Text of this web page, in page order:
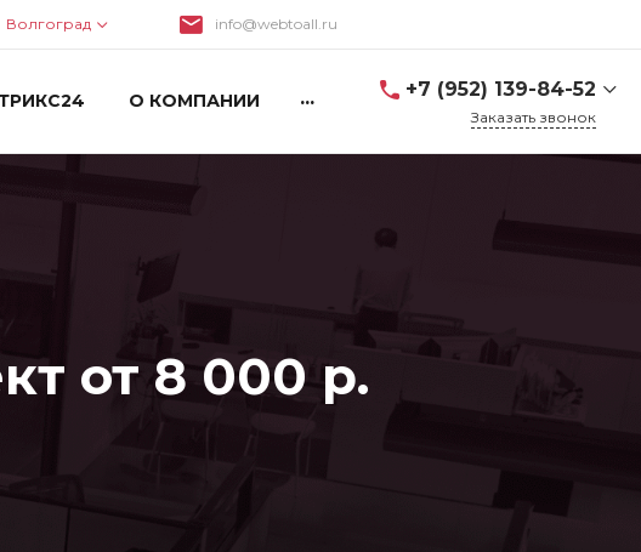
Волгоград info@webtoall.ru
О КОМПАНИИ ... +7 (952) 139-84-52
Заказать звонок
от 8 000 р.